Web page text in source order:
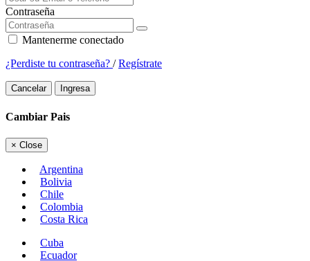
Contraseña
Mantenerme conectado
¿Perdiste tu contraseña? /Regístrate
Cancelar Ingresa
Cambiar Pais
× Close
Argentina
Bolivia
Chile
Colombia
Costa Rica
Cuba
Ecuador